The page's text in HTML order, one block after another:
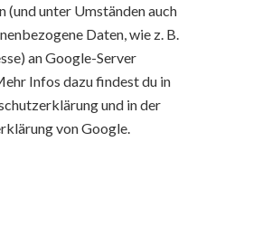
(und unter Umständen auch
Daten, wie z. B.
an Google-Server
Infos dazu findest du in
und in der
von Google.